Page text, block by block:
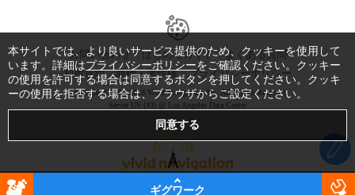
お問い合わせ はじめてガイド
よくある質問
利用規約
商標・著作権 プライバシーポリシー
Copyright © 1999-2026 Vivid Navigation, Inc. All Rights Reserved.
Server US (43) @ Los Angeles Data Center
ギグワーク
本サイトでは、より良いサービス提供のため、クッキーを使用して
います。詳細はプライバシーポリシーをご確認ください。クッキー
の使用を許可する場合は同意するボタンを押してください。クッキ
ーの使用を拒否する場合は、ブラウザからご設定ください。